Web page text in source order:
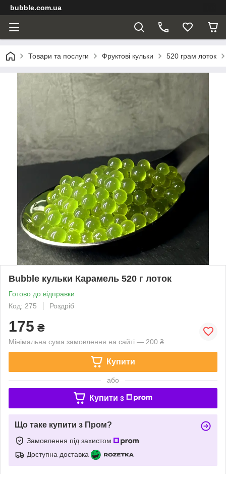
bubble.com.ua
Товари та послуги Фруктові кульки 520 грам лоток
Bubble кульки Карамель 520 г лоток
Готово до відправки
Код: 275
Роздріб
175 ₴
Мінімальна сума замовлення на сайті — 200 ₴
Купити
або
Купити з
Що таке купити з Пром?
Замовлення під захистом
Доступна доставка